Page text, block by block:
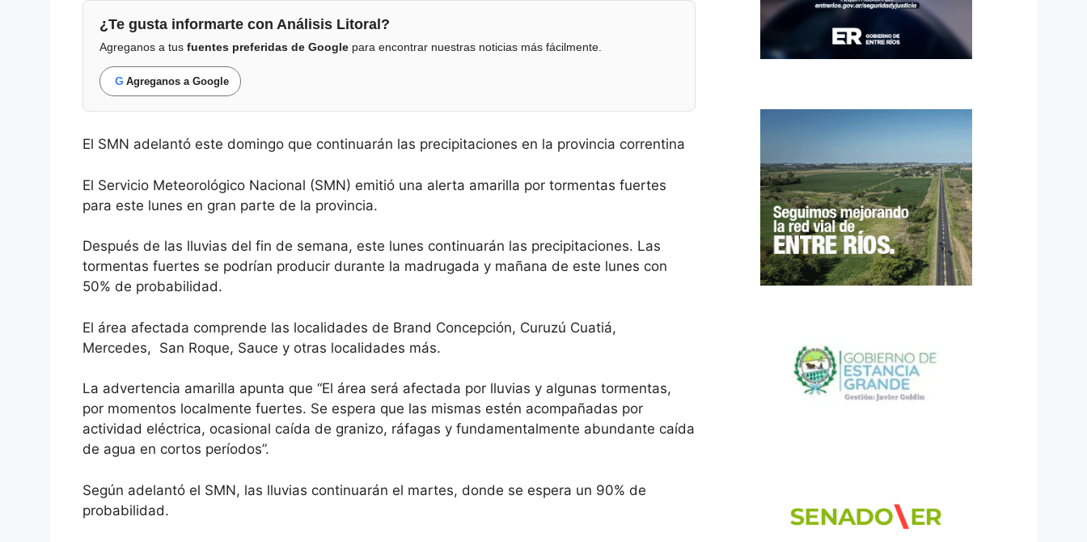
¿Te gusta informarte con Análisis Litoral?
Agreganos a tus fuentes preferidas de Google para encontrar nuestras noticias más fácilmente.
G Agreganos a Google
El SMN adelantó este domingo que continuarán las precipitaciones en la provincia correntina
El Servicio Meteorológico Nacional (SMN) emitió una alerta amarilla por tormentas fuertes
para este lunes en gran parte de la provincia.
Después de las lluvias del fin de semana, este lunes continuarán las precipitaciones. Las
tormentas fuertes se podrían producir durante la madrugada y mañana de este lunes con
50% de probabilidad.
El área afectada comprende las localidades de Brand Concepción, Curuzú Cuatiá,
Mercedes, San Roque, Sauce y otras localidades más.
La advertencia amarilla apunta que “El área será afectada por lluvias y algunas tormentas,
por momentos localmente fuertes. Se espera que las mismas estén acompañadas por
actividad eléctrica, ocasional caída de granizo, ráfagas y fundamentalmente abundante caída
de agua en cortos períodos”.
Según adelantó el SMN, las lluvias continuarán el martes, donde se espera un 90% de
probabilidad.